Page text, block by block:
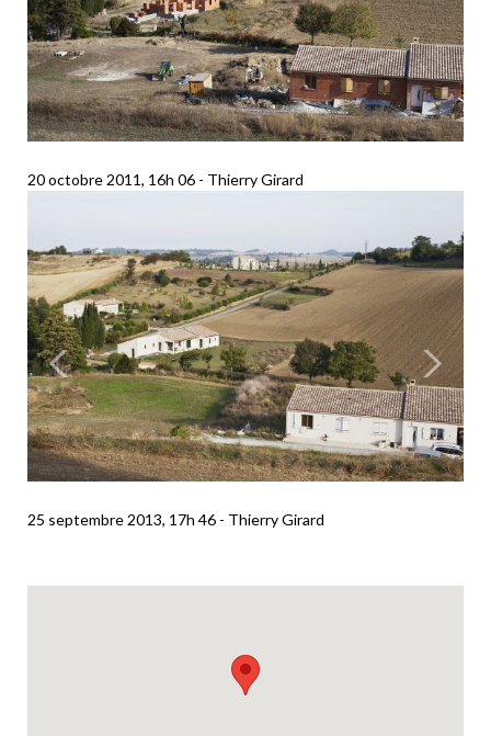
20 octobre 2011, 16h 06 Thierry Girard
25 septembre 2013, 17h 46 - Thierry Girard